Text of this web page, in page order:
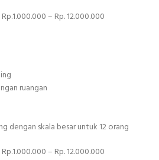
– Rp. 12.000.000
ruangan
dengan skala besar untuk 12 orang
– Rp. 12.000.000